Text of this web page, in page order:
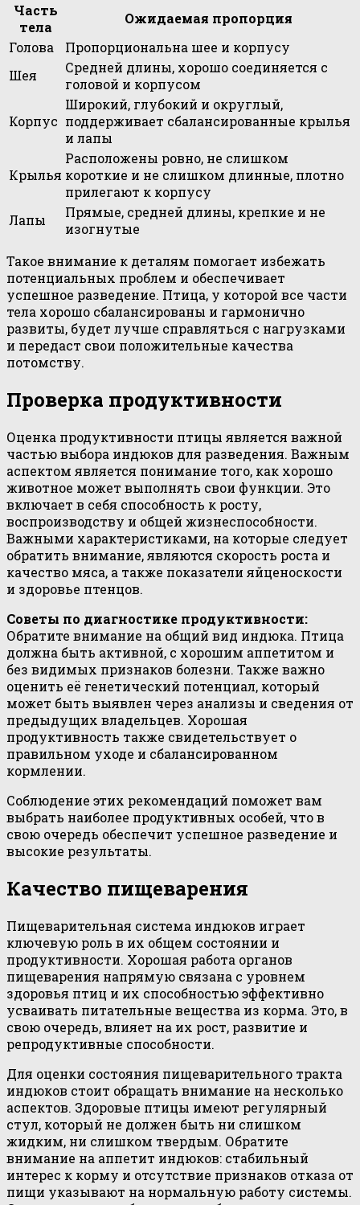
Часть
тела
Ожидаемая пропорция
Голова
Пропорциональна шее и корпусу
Шея
Средней длины, хорошо соединяется с
головой и корпусом
Корпус
Широкий, глубокий и округлый,
поддерживает сбалансированные крылья
и лапы
Крылья
Расположены ровно, не слишком
короткие и не слишком длинные, плотно
прилегают к корпусу
Лапы
Прямые, средней длины, крепкие и не
изогнутые
Такое внимание к деталям помогает избежать
потенциальных проблем и обеспечивает
успешное разведение. Птица, у которой все части
тела хорошо сбалансированы и гармонично
развиты, будет лучше справляться с нагрузками
и передаст свои положительные качества
потомству.
Проверка продуктивности
Оценка продуктивности птицы является важной
частью выбора индюков для разведения. Важным
аспектом является понимание того, как хорошо
животное может выполнять свои функции. Это
включает в себя способность к росту,
воспроизводству и общей жизнеспособности.
Важными характеристиками, на которые следует
обратить внимание, являются скорость роста и
качество мяса, а также показатели яйценоскости
и здоровье птенцов.
Советы по диагностике продуктивности:
Обратите внимание на общий вид индюка. Птица
должна быть активной, с хорошим аппетитом и
без видимых признаков болезни. Также важно
оценить её генетический потенциал, который
может быть выявлен через анализы и сведения от
предыдущих владельцев. Хорошая
продуктивность также свидетельствует о
правильном уходе и сбалансированном
кормлении.
Соблюдение этих рекомендаций поможет вам
выбрать наиболее продуктивных особей, что в
свою очередь обеспечит успешное разведение и
высокие результаты.
Качество пищеварения
Пищеварительная система индюков играет
ключевую роль в их общем состоянии и
продуктивности. Хорошая работа органов
пищеварения напрямую связана с уровнем
здоровья птиц и их способностью эффективно
усваивать питательные вещества из корма. Это, в
свою очередь, влияет на их рост, развитие и
репродуктивные способности.
Для оценки состояния пищеварительного тракта
индюков стоит обращать внимание на несколько
аспектов. Здоровые птицы имеют регулярный
стул, который не должен быть ни слишком
жидким, ни слишком твердым. Обратите
внимание на аппетит индюков: стабильный
интерес к корму и отсутствие признаков отказа от
пищи указывают на нормальную работу системы.